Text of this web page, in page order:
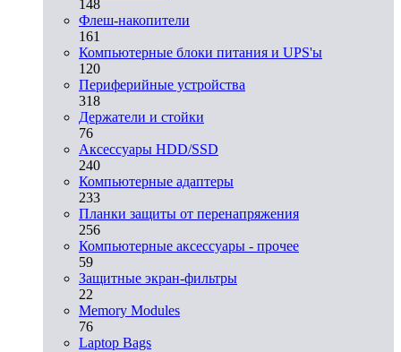
148
Флеш-накопители
161
Компьютерные блоки питания и UPS'ы
120
Периферийные устройства
318
Держатели и стойки
76
Аксессуары HDD/SSD
240
Компьютерные адаптеры
233
Планки защиты от перенапряжения
256
Компьютерные аксессуары - прочее
59
Защитные экран-фильтры
22
Memory Modules
76
Laptop Bags